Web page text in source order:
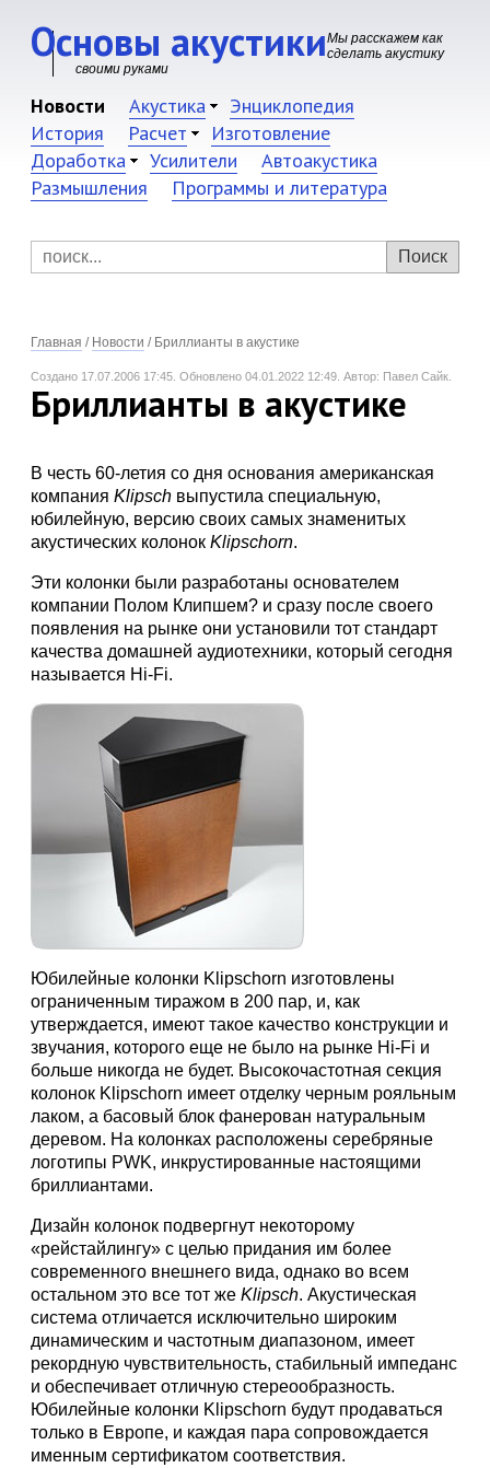
Основы акустикиМы расскажем как
сделать акустику
своими руками
Новости Акустика
Энциклопедия
История
Расчет
Изготовление
Доработка
Усилители
Автоакустика
Размышления
Программы и литература
Главная / Новости / Бриллианты в акустике
Создано 17.07.2006 17:45. Обновлено 04.01.2022 12:49. Автор: Павел Сайк.
Бриллианты в акустике
В честь 60-летия со дня основания американская
компания Klipsch выпустила специальную,
юбилейную, версию своих самых знаменитых
акустических колонок Klipschorn.
Эти колонки были разработаны основателем
компании Полом Клипшем? и сразу после своего
появления на рынке они установили тот стандарт
качества домашней аудиотехники, который сегодня
называется Hi-Fi.
Юбилейные колонки Klipschorn изготовлены
ограниченным тиражом в 200 пар, и, как
утверждается, имеют такое качество конструкции и
звучания, которого еще не было на рынке Hi-Fi и
больше никогда не будет. Высокочастотная секция
колонок Klipschorn имеет отделку черным рояльным
лаком, а басовый блок фанерован натуральным
деревом. На колонках расположены серебряные
логотипы PWK, инкрустированные настоящими
бриллиантами.
Дизайн колонок подвергнут некоторому
«рейстайлингу» с целью придания им более
современного внешнего вида, однако во всем
остальном это все тот же Klipsch. Акустическая
система отличается исключительно широким
динамическим и частотным диапазоном, имеет
рекордную чувствительность, стабильный импеданс
и обеспечивает отличную стереообразность.
Юбилейные колонки Klipschorn будут продаваться
только в Европе, и каждая пара сопровождается
именным сертификатом соответствия.